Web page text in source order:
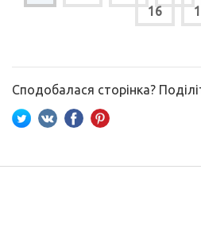
16
Сподобалася сторінка?